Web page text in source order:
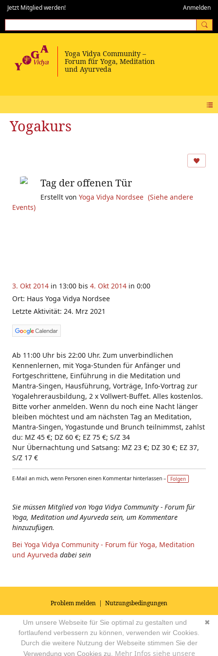
Jetzt Mitglied werden! Anmelden
Yogakurs
Tag der offenen Tür
Erstellt von Yoga Vidya Nordsee (Siehe andere
Events)
3. Okt 2014 in 13:00 bis 4. Okt 2014 in 0:00
Ort: Haus Yoga Vidya Nordsee
Letzte Aktivität: 24. Mrz 2021
Ab 11:00 Uhr bis 22:00 Uhr. Zum unverbindlichen
Kennenlernen, mit Yoga-Stunden für Anfänger und
Fortgeschrittene, Einführung in die Meditation und
Mantra-Singen, Hausführung, Vorträge, Info-Vortrag zur
Yogalehrerausbildung, 2 x Vollwert-Buffet. Alles kostenlos.
Bitte vorher anmelden. Wenn du noch eine Nacht länger
bleiben möchtest und am nächsten Tag an Meditation,
Mantra-Singen, Yogastunde und Brunch teilnimmst, zahlst
du: MZ 45 €; DZ 60 €; EZ 75 €; S/Z 34
Nur Übernachtung und Satsang: MZ 23 €; DZ 30 €; EZ 37,
S/Z 17 €
E-Mail an mich, wenn Personen einen Kommentar hinterlassen – Folgen
Sie müssen Mitglied von Yoga Vidya Community - Forum für
Yoga, Meditation und Ayurveda sein, um Kommentare
hinzuzufügen.
Bei Yoga Vidya Community - Forum für Yoga, Meditation
und Ayurveda dabei sein
Problem melden | Nutzungsbedingungen
© 2026Impressum|Datenschutz|AGB's| Yoga Vidya Community -
Forum für Yoga, Meditation und Ayurveda Powered by
✖
Um unsere Webseite für Sie optimal zu gestalten und
fortlaufend verbessern zu können, verwenden wir Cookies.
Durch die weitere Nutzung der Webseite stimmen Sie der
Verwendung von Cookies zu. Mehr Infos siehe unsere